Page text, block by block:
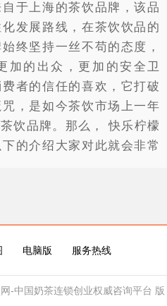
上海的茶饮品牌，该品
发展路线，在茶饮饮品的
终坚持一丝不苟的态度，
加的出众，更加的安全卫
者的信任的喜欢，它打破
，是如今茶饮市场上一年
饮品牌。那么， 快乐柠檬
的介绍大家对此就会非常
时也是一非常时尚的茶饮
品不仅品质优良，健康营
上非常受消费者的欢迎。
电脑版 服务热线
-中国奶茶连锁创业权威咨询平台 版